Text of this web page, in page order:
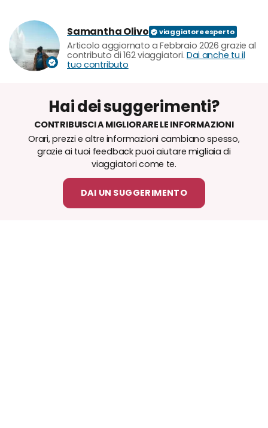
Samantha Olivo
Articolo aggiornato a Febbraio 2026 grazie al
contributo di 162 viaggiatori. Dai anche tu il
tuo contributo
Hai dei suggerimenti?
CONTRIBUISCI A MIGLIORARE LE INFORMAZIONI
Orari, prezzi e altre informazioni cambiano spesso,
grazie ai tuoi feedback puoi aiutare migliaia di
viaggiatori come te.
DAI UN SUGGERIMENTO